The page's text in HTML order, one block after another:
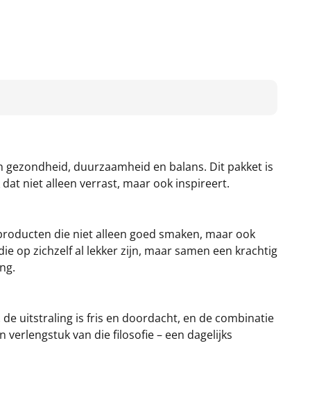
duurzaamheid en balans. Dit pakket is
niet alleen verrast, maar ook inspireert.
die niet alleen goed smaken, maar ook
op zichzelf al lekker zijn, maar samen een krachtig
uitstraling is fris en doordacht, en de combinatie
verlengstuk van die filosofie – een dagelijks